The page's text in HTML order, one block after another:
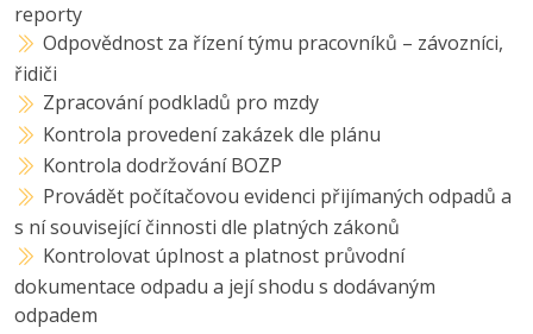
reporty
Odpovědnost za řízení týmu pracovníků – závozníci,
řidiči
Zpracování podkladů pro mzdy
Kontrola provedení zakázek dle plánu
Kontrola dodržování BOZP
Provádět počítačovou evidenci přijímaných odpadů a
s ní související činnosti dle platných zákonů
Kontrolovat úplnost a platnost průvodní
dokumentace odpadu a její shodu s dodávaným
odpadem